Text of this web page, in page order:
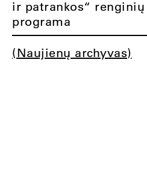
ir patrankos“ renginių
programa
(Naujienų archyvas)